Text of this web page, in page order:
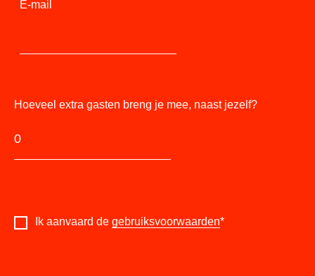
E-mail
Hoeveel extra gasten breng je mee, naast jezelf?
Ik aanvaard de gebruiksvoorwaarden*